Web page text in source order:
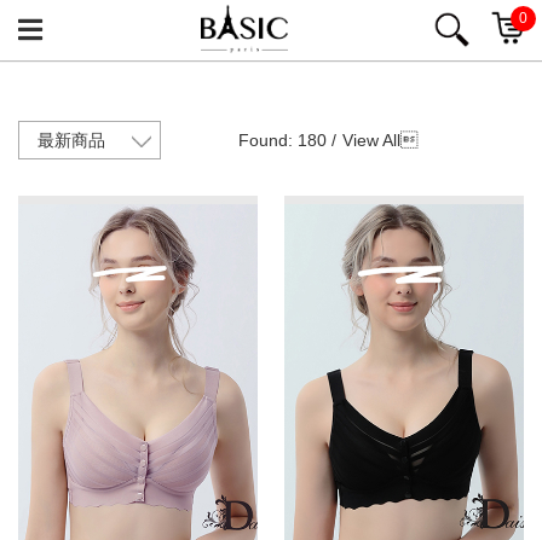
0
Found: 180 / View All